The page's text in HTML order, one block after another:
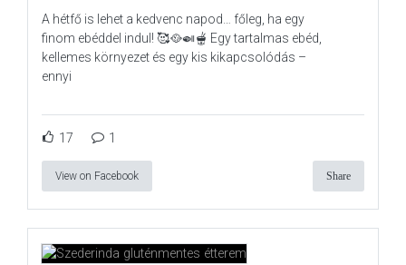
A hétfő is lehet a kedvenc napod… főleg, ha egy
finom ebéddel indul! 🥰🥘🍛🫕 Egy tartalmas ebéd,
kellemes környezet és egy kis kikapcsolódás –
ennyi
17 1
View on Facebook Share